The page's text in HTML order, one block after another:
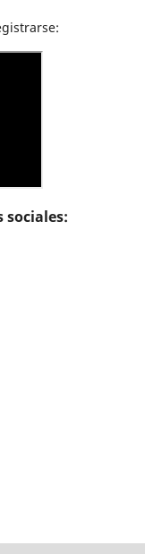
sociales: